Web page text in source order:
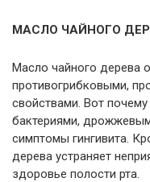
МАСЛО ЧАЙНОГО
Масло чайного дерева
противогрибковыми,
свойствами. Вот
бактериями,
симптомы гингивита.
дерева устраняет
здоровье полости рта.